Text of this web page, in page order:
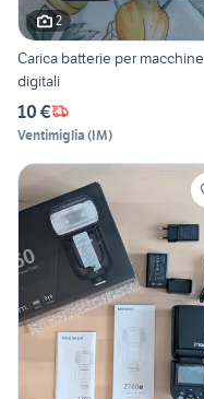
2
Carica batterie per macchine
digitali
10 €
Ventimiglia (IM)